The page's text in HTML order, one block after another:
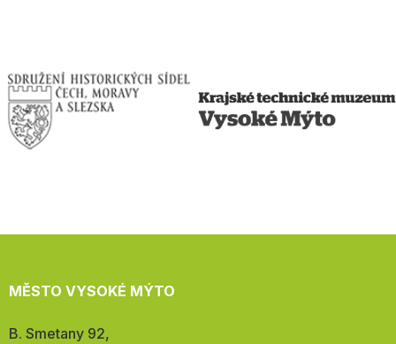
MĚSTO VYSOKÉ MÝTO
Adresa:
B. Smetany 92,